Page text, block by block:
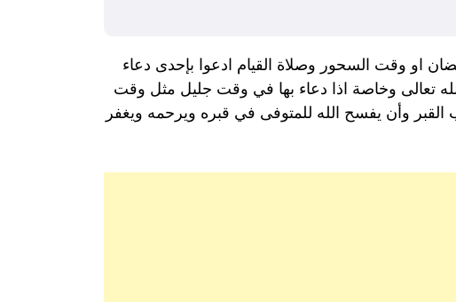
او وقت السحور وصلاة القيام ادعوا بإحدى دعاء
تعالى وخاصة اذا دعاء بها في وقت جليل مثل وقت
وأن يفسح الله للمتوفى في قبره ويرحمه ويغفر